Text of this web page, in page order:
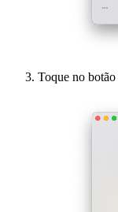
Toque no botão